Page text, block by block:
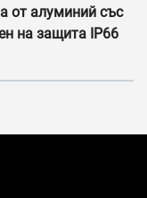
от алуминий със
на защита IP66